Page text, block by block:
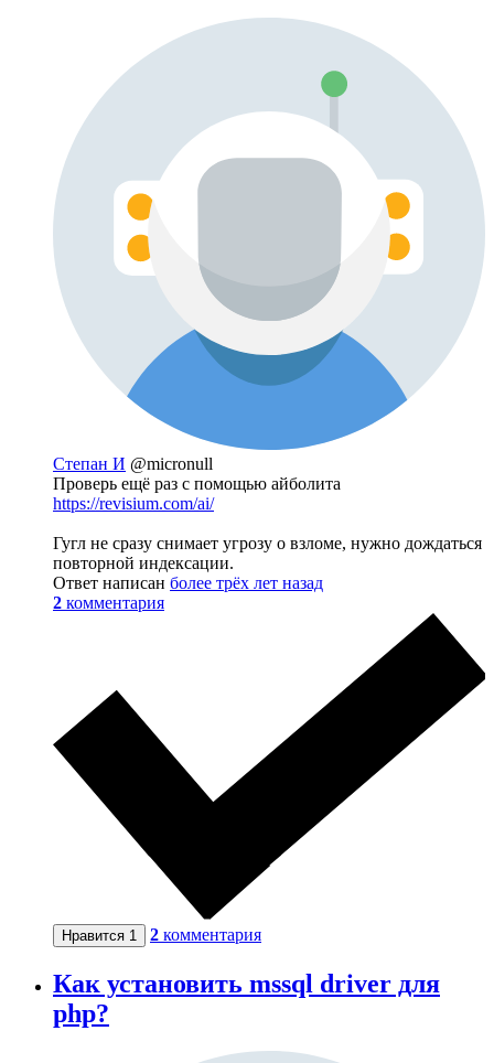
Степан И @micronull
Проверь ещё раз с помощью айболита
https://revisium.com/ai/
Гугл не сразу снимает угрозу о взломе, нужно дождаться
повторной индексации.
Ответ написан более трёх лет назад
2 комментария
Нравится 1 2 комментария
Как установить mssql driver для
php?